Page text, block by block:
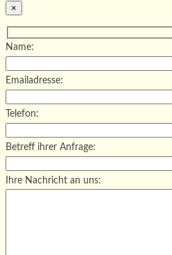
×
Name:
Emailadresse:
Telefon:
Betreff ihrer Anfrage:
Ihre Nachricht an uns: